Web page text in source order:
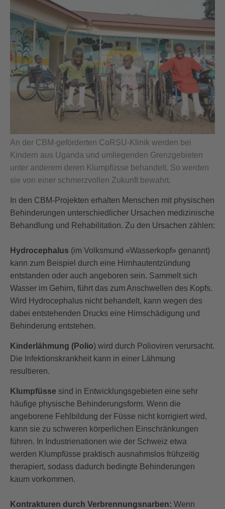
An der CBM-geförderten CoRSU-Klinik werden bei
Kindern aus Uganda und umliegenden Grenzgebieten
unter anderem deren Klumpfüsse behandelt. So werden
sie von einer schmerzvollen Zukunft bewahrt.
In den CBM-Projekten erhalten Menschen mit physischen
Behinderungen unterschiedlicher Ursachen medizinische
Behandlung und Rehabilitation. Zu den Ursachen zählen:
Hydrocephalus (im Volksmund «Wasserkopf» genannt)
kann zum Beispiel durch eine Hirnhautentzündung
entstanden oder auch angeboren sein. Sammelt sich
Wasser im Gehirn, führt das zum Anschwellen des Kopfs.
Wird Hydrocephalus nicht behandelt, kann wegen des
dabei entstehenden Drucks eine Hirnschädigung und
Behinderung entstehen.
Kinderlähmung (Polio) wird durch Polioviren verursacht.
Die Infektionskrankheit kann in einer Lähmung
resultieren.
Klumpfüsse sind in Entwicklungsgebieten eine sehr
häufige physische Behinderungsform. Wenn die
angeborene Fehlbildung der Füsse nicht korrigiert wird,
kann sie zu schweren körperlichen Einschränkungen
führen. In Industrienationen wie der Schweiz etwa
werden Klumpfüsse praktisch ausnahmslos frühzeitig
therapiert, sodass dadurch bedingte Behinderungen
kaum vorkommen.
Kontrakturen durch Verbrennungsnarben: Wenn